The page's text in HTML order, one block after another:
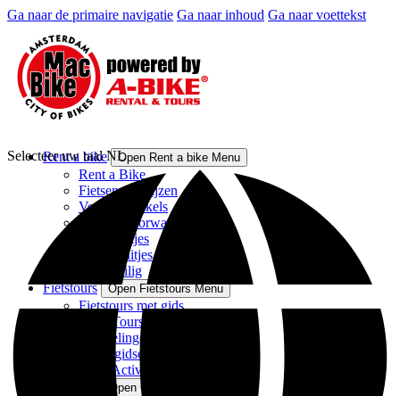
Ga naar de primaire navigatie Ga naar inhoud Ga naar voettekst
Rent a bike Open Rent a bike Menu
Rent a Bike
Fietsen en prijzen
Verhuurwinkels
Verhuurvoorwaarden
Groepsuitjes
Bedrijfsuitjes
Fiets Veilig
Fietstours
Open Fietstours Menu
Fietstours met gids
Privé Tours
Wandelingen met gids
Audiogidsen
Meer Activiteiten in Amsterdam
Open Over Ons Menu
Selecteer uw taal NL